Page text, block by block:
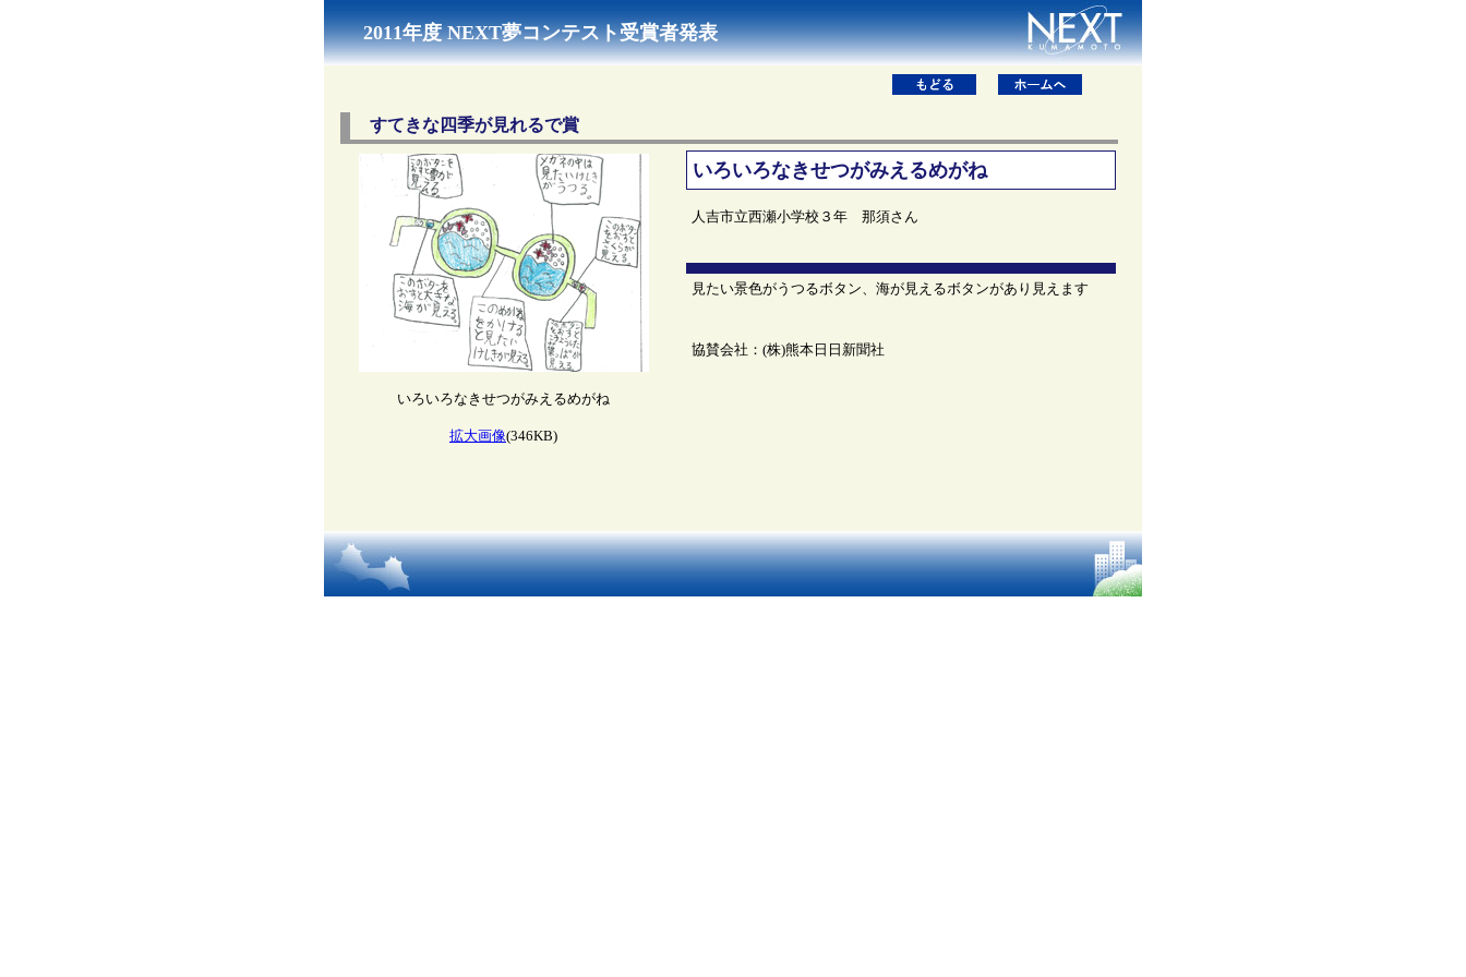
2011年度 NEXT夢コンテスト受賞者発表
すてきな四季が見れるで賞
いろいろなきせつがみえるめがね
拡大画像(346KB)
いろいろなきせつがみえるめがね
人吉市立西瀬小学校３年 那須さん
見たい景色がうつるボタン、海が見えるボタンがあり見えます
協賛会社：(株)熊本日日新聞社